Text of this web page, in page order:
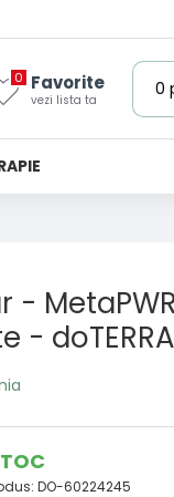
Favorite
vezi lista ta
0 0
- doTERRA
DO-60224245